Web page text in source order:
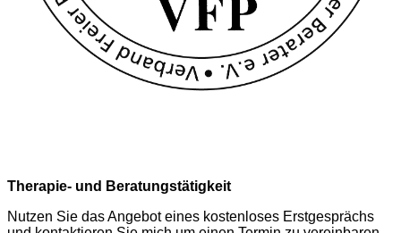
Therapie- und Beratungstätigkeit
Nutzen Sie das Angebot eines kostenloses Erstgesprächs